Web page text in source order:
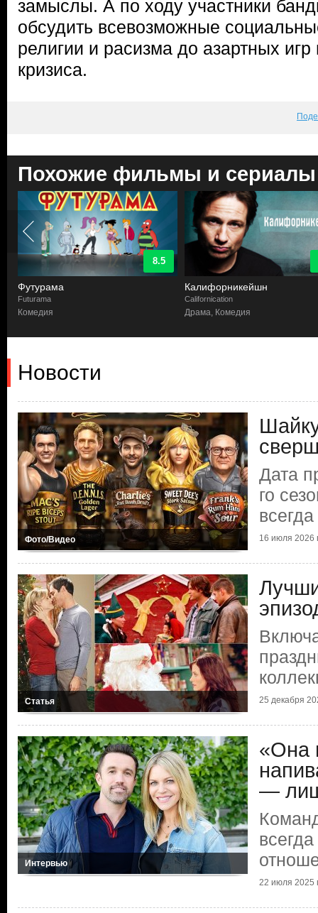
замыслы. А по ходу участники
обсудить всевозможные
религии и расизма до азартных
кризиса.
Похожие фильмы и сериалы
8.5
Футурама
Futurama
Комедия
Калифорникейшн
Californication
Драма, Комедия
Новости
Фото/Видео
Дата
го
16 июля 2026
Статья 25 декабря
Интервью
«Она
—
22 июля 2025